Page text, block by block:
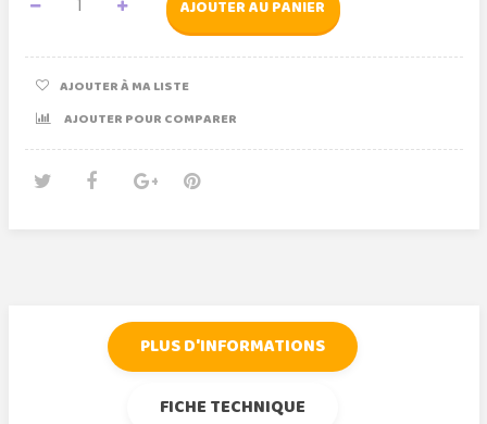
AJOUTER AU PANIER
AJOUTER À MA LISTE
AJOUTER POUR COMPARER
PLUS D'INFORMATIONS
FICHE TECHNIQUE